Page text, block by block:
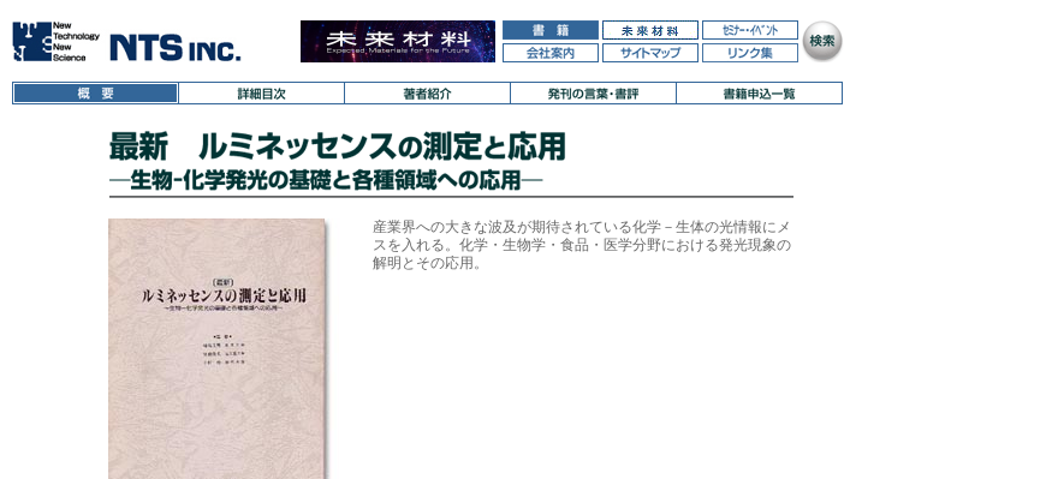
産業界への大きな波及が期待されている化学－生体の光情報にメ
スを入れる。化学・生物学・食品・医学分野における発光現象の
解明とその応用。